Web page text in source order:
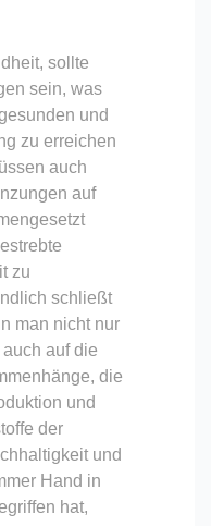
sollte
sein, was
und
zu erreichen
auch
auf
zu
schließt
man nicht nur
auf die
die
und
der
und
Hand in
hat,